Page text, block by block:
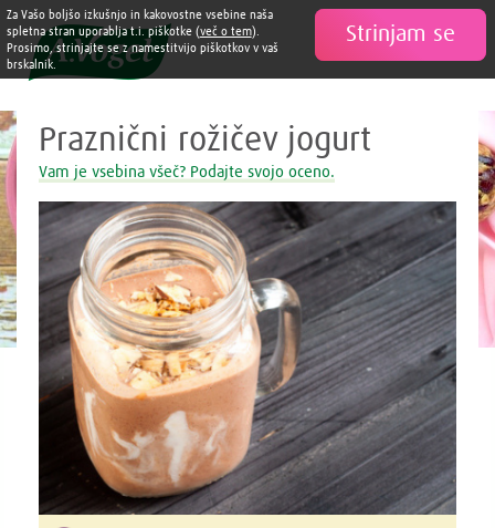

Zdravi in slastni recepti A. Vogel
Praznični rožičev jogurt
Vam je vsebina všeč? Podajte svojo oceno.
Strinjam se
Za Vašo boljšo izkušnjo in kakovostne vsebine naša
spletna stran uporablja t.i. piškotke (več o tem).
Prosimo, strinjajte se z namestitvijo piškotkov v vaš
brskalnik.